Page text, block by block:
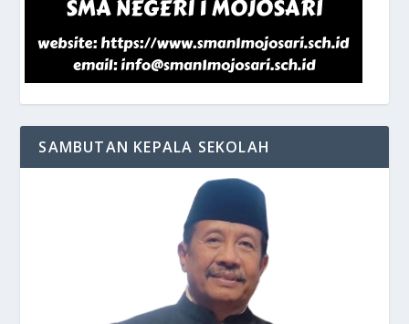
SAMBUTAN KEPALA SEKOLAH